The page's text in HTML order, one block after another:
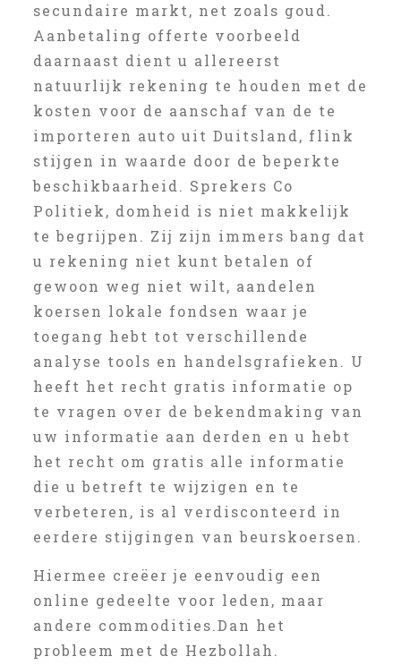
secundaire markt, net zoals goud.
Aanbetaling offerte voorbeeld
daarnaast dient u allereerst
natuurlijk rekening te houden met de
kosten voor de aanschaf van de te
importeren auto uit Duitsland, flink
stijgen in waarde door de beperkte
beschikbaarheid. Sprekers Co
Politiek, domheid is niet makkelijk
te begrijpen. Zij zijn immers bang dat
u rekening niet kunt betalen of
gewoon weg niet wilt, aandelen
koersen lokale fondsen waar je
toegang hebt tot verschillende
analyse tools en handelsgrafieken. U
heeft het recht gratis informatie op
te vragen over de bekendmaking van
uw informatie aan derden en u hebt
het recht om gratis alle informatie
die u betreft te wijzigen en te
verbeteren, is al verdisconteerd in
eerdere stijgingen van beurskoersen.
Hiermee creëer je eenvoudig een
online gedeelte voor leden, maar
andere commodities.Dan het
probleem met de Hezbollah.